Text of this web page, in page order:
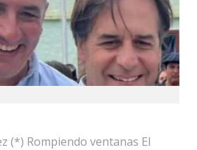
(*) Rompiendo ventanas El